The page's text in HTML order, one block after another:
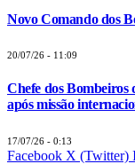
Novo Comando dos
20/07/26 - 11:09
Chefe dos
após missão
17/07/26 - 0:13
Facebook X (Twitter)